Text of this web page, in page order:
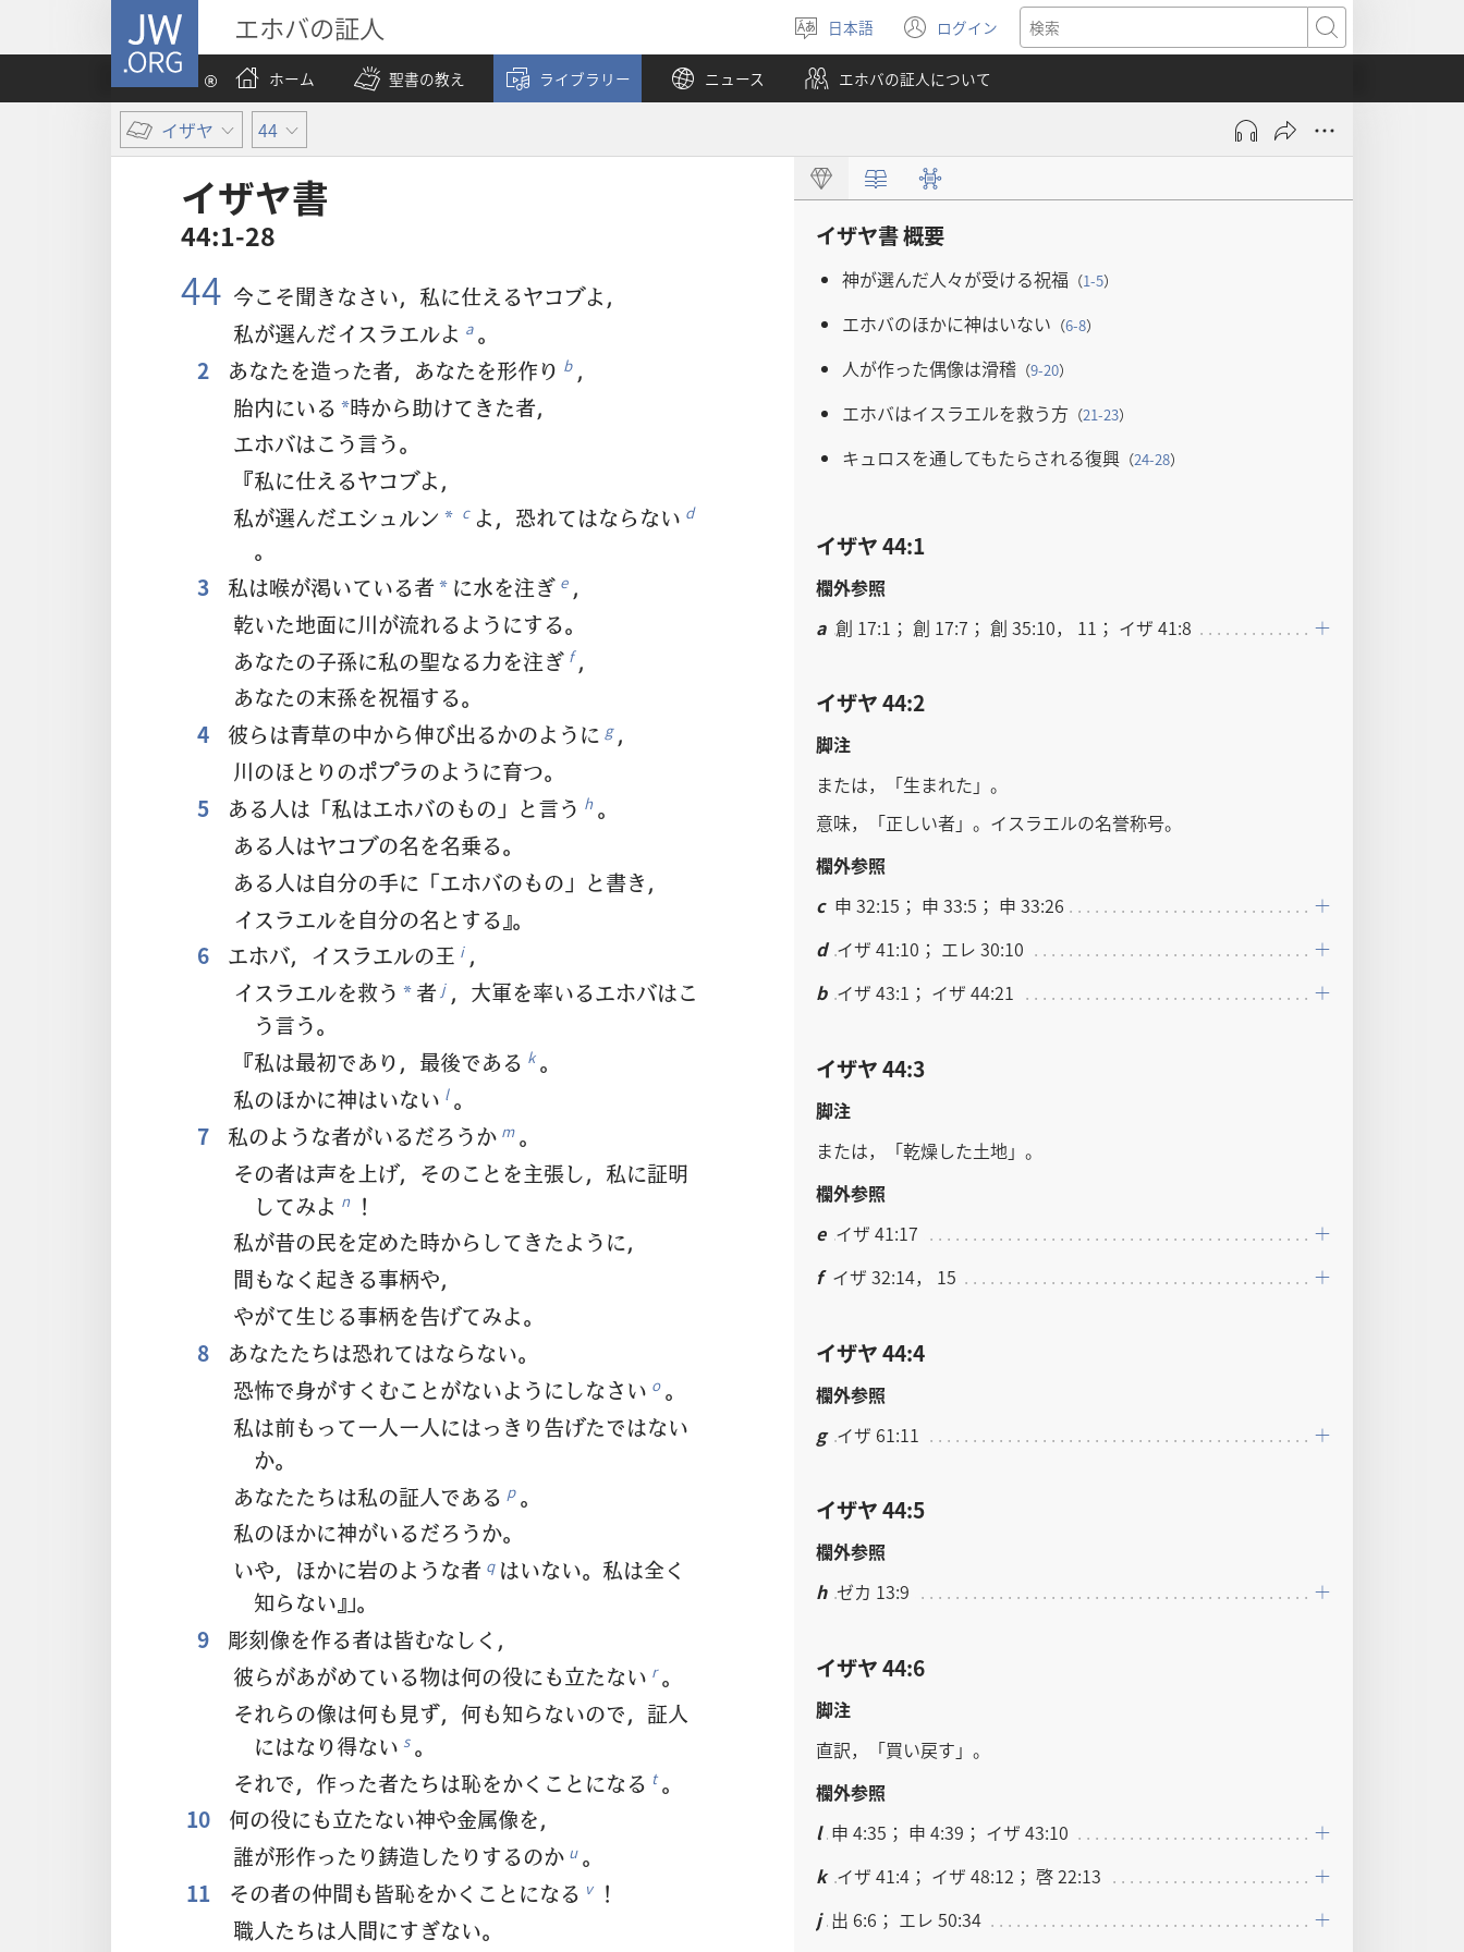
JW.ORG エホバの証人
言
語
を
選
日本語 ログイン
（新
し
い
タ
で
く）
検
索
ホーム
聖書の教え ライブラリー ニュース エホバの証人について
イザヤ 44
イザヤ​書
44:1-28
44 今こそ聞きなさい，私に仕えるヤコブよ，
私が選んだイスラエルよ a 。
2
あなたを造った者，あなたを形作り b ，
胎内にいる *時から助けてきた者，
エホバはこう言う。
『私に仕えるヤコブよ，
私が選んだエシュルン * c よ，恐れてはならない d
。
3
私は喉が渇いている者* に水を注ぎ e ，
乾いた地面に川が流れるようにする。
あなたの子孫に私の聖なる力を注ぎ f ，
あなたの末孫を祝福する。
4
彼らは青草の中から伸び出るかのように g ，
川のほとりのポプラのように育つ。
5
ある人は「私はエホバのもの」と言う h 。
ある人はヤコブの名を名乗る。
ある人は自分の手に「エホバのもの」と書き，
イスラエルを自分の名とする』。
6
エホバ，イスラエルの王 i ，
イスラエルを救う * 者 j ，大軍を率いるエホバはこ
う言う。
『私は最初であり，最後である k 。
私のほかに神はいない l 。
7
私のような者がいるだろうか m 。
その者は声を上げ，そのことを主張し，私に証明
してみよ n
！
私が昔の民を定めた時からしてきたように，
間もなく起きる事柄や，
やがて生じる事柄を告げてみよ。
8
あなたたちは恐れてはならない。
恐怖で身がすくむことがないようにしなさい o 。
私は前もって一人一人にはっきり告げたではない
か。
あなたたちは私の証人である p 。
私のほかに神がいるだろうか。
いや，ほかに岩のような者 q はいない。私は全く
知らない』」。
9
彫刻像を作る者は皆むなしく，
彼らがあがめている物は何の役にも立たない r 。
それらの像は何も見ず，何も知らないので，証人
にはなり得ない s 。
それで，作った者たちは恥をかくことになる t 。
10
何の役にも立たない神や金属像を，
誰が形作ったり鋳造したりするのか u 。
11
その者の仲間も皆恥をかくことになる v
！
職人たちは人間にすぎない。
イザヤ書 概要
神が選んだ人々が受ける祝福 （1-5）
エホバのほかに神はいない （6-8）
人が作った偶像は滑稽 （9-20）
エホバはイスラエルを救う方 （21-23）
キュロスを通してもたらされる復興 （24-28）
イザヤ 44:1
欄外参照
a 創 17:1； 創 17:7； 創 35:10， 11； イザ 41:8
イザヤ 44:2
脚注
または，「生まれた」。
意味，「正しい者」。イスラエルの名誉称号。
欄外参照
c 申 32:15； 申 33:5； 申 33:26
d イザ 41:10； エレ 30:10
b イザ 43:1； イザ 44:21
イザヤ 44:3
脚注
または，「乾燥した土地」。
欄外参照
e イザ 41:17
f イザ 32:14， 15
イザヤ 44:4
欄外参照
g イザ 61:11
イザヤ 44:5
欄外参照
h ゼカ 13:9
イザヤ 44:6
脚注
直訳，「買い戻す」。
欄外参照
l 申 4:35； 申 4:39； イザ 43:10
k イザ 41:4； イザ 48:12； 啓 22:13
j 出 6:6； エレ 50:34